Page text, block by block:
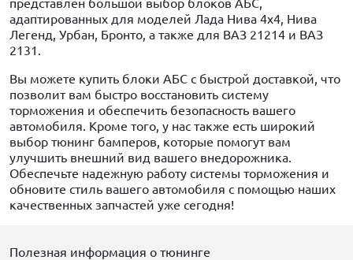
представлен большой выбор блоков АБС,
адаптированных для моделей Лада Нива 4x4, Нива
Легенд, Урбан, Бронто, а также для ВАЗ 21214 и ВАЗ
2131.
Вы можете купить блоки АБС с быстрой доставкой, что
позволит вам быстро восстановить систему
торможения и обеспечить безопасность вашего
автомобиля. Кроме того, у нас также есть широкий
выбор тюнинг бамперов, которые помогут вам
улучшить внешний вид вашего внедорожника.
Обеспечьте надежную работу системы торможения и
обновите стиль вашего автомобиля с помощью наших
качественных запчастей уже сегодня!
Полезная информация о тюнинге